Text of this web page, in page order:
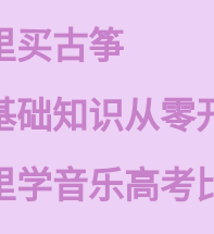
买古筝
础知识从零
学音乐高考